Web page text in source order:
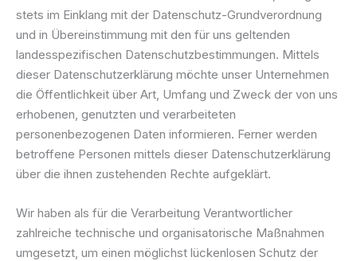
stets im Einklang mit der Datenschutz-Grundverordnung
und in Übereinstimmung mit den für uns geltenden
landesspezifischen Datenschutzbestimmungen. Mittels
dieser Datenschutzerklärung möchte unser Unternehmen
die Öffentlichkeit über Art, Umfang und Zweck der von uns
erhobenen, genutzten und verarbeiteten
personenbezogenen Daten informieren. Ferner werden
betroffene Personen mittels dieser Datenschutzerklärung
über die ihnen zustehenden Rechte aufgeklärt.
Wir haben als für die Verarbeitung Verantwortlicher
zahlreiche technische und organisatorische Maßnahmen
umgesetzt, um einen möglichst lückenlosen Schutz der